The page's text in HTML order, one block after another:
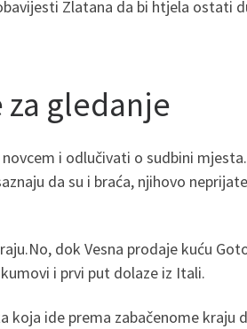
Zlatana da bi htjela ostati
za gledanje
i odlučivati o sudbini
da su i braća, njihovo
dok Vesna prodaje kuću
i prvi put dolaze iz Itali.
koja ide prema zabačenome kraju